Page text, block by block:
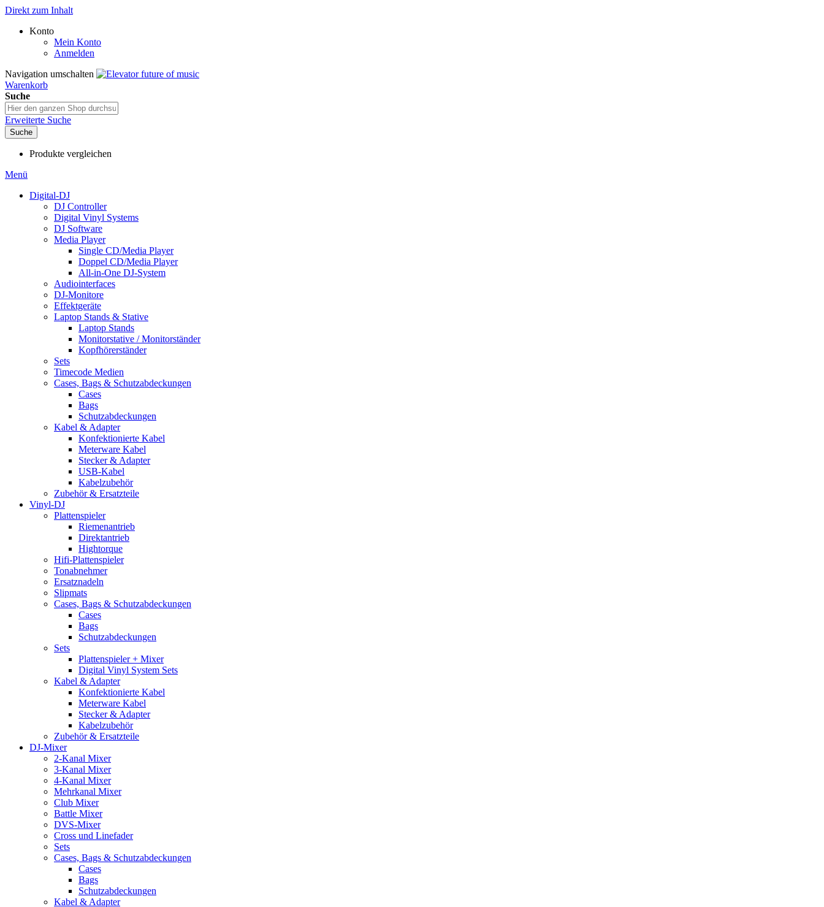
Direkt zum Inhalt
Konto
Mein Konto
Anmelden
Navigation umschalten
Warenkorb
Suche
Erweiterte Suche
Suche
Produkte vergleichen
Menü
Digital-DJ
DJ Controller
Digital Vinyl Systems
DJ Software
Media Player
Single CD/Media Player
Doppel CD/Media Player
All-in-One DJ-System
Audiointerfaces
DJ-Monitore
Effektgeräte
Laptop Stands & Stative
Laptop Stands
Monitorstative / Monitorständer
Kopfhörerständer
Sets
Timecode Medien
Cases, Bags & Schutzabdeckungen
Cases
Bags
Schutzabdeckungen
Kabel & Adapter
Konfektionierte Kabel
Meterware Kabel
Stecker & Adapter
USB-Kabel
Kabelzubehör
Zubehör & Ersatzteile
Vinyl-DJ
Plattenspieler
Riemenantrieb
Direktantrieb
Hightorque
Hifi-Plattenspieler
Tonabnehmer
Ersatznadeln
Slipmats
Cases, Bags & Schutzabdeckungen
Cases
Bags
Schutzabdeckungen
Sets
Plattenspieler + Mixer
Digital Vinyl System Sets
Kabel & Adapter
Konfektionierte Kabel
Meterware Kabel
Stecker & Adapter
Kabelzubehör
Zubehör & Ersatzteile
DJ-Mixer
2-Kanal Mixer
3-Kanal Mixer
4-Kanal Mixer
Mehrkanal Mixer
Club Mixer
Battle Mixer
DVS-Mixer
Cross und Linefader
Sets
Cases, Bags & Schutzabdeckungen
Cases
Bags
Schutzabdeckungen
Kabel & Adapter